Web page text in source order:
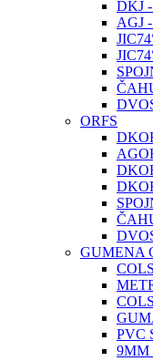
DKJ
AGJ
ORFS
GUMENA
PVC
9MM